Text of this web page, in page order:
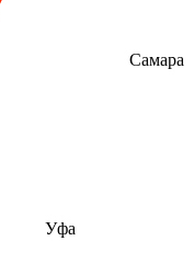
Самара
Уфа